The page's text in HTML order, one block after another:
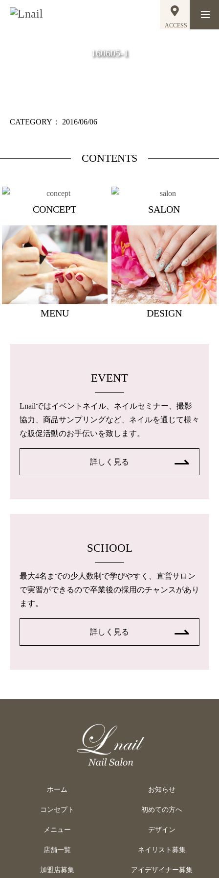
ACCESS
160605-1
CATEGORY： 2016/06/06
CONTENTS
CONCEPT SALON
MENU DESIGN
EVENT
Lnailではイベントネイル、ネイルセミナー、撮影
協力、商品サンプリングなど、ネイルを通じて様々
な販促活動のお手伝いを致します。
詳しく見る
SCHOOL
最大4名までの少人数制で学びやすく、直営サロン
で実習ができるので卒業後の採用のチャンスがあり
ます。
詳しく見る
ホーム
コンセプト
メニュー
店舗一覧
加盟店募集
お知らせ
初めての方へ
デザイン
ネイリスト募集
アイデザイナー募集